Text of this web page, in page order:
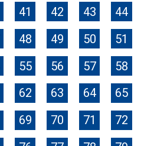
41 42 43
44
48 49 50
51
55 56 57
58
62 63 64
65
69 70 71
72